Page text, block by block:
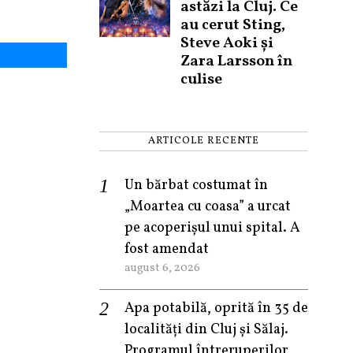
astăzi la Cluj. Ce
au cerut Sting,
Steve Aoki și
Zara Larsson în
culise
ARTICOLE RECENTE
Un bărbat costumat în
„Moartea cu coasa” a urcat
pe acoperișul unui spital. A
fost amendat
august 6, 2026
Apa potabilă, oprită în 35 de
localități din Cluj și Sălaj.